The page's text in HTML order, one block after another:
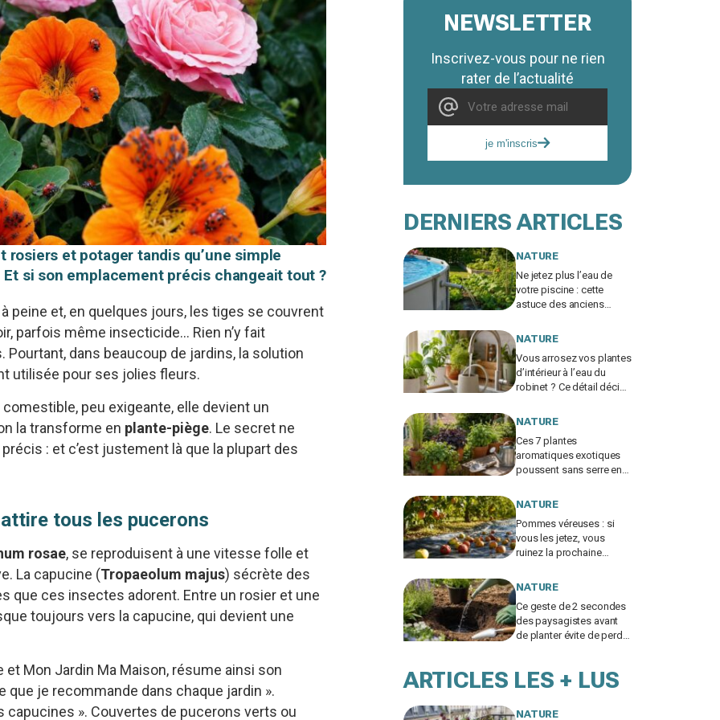
et potager tandis qu’une simple
si son emplacement précis changeait tout ?
peine et, en quelques jours, les tiges se couvrent
parfois même insecticide… Rien n’y fait
dans beaucoup de jardins, la solution
utilisée pour ses jolies fleurs.
comestible, peu exigeante, elle devient un
la transforme en plante-piège. Le secret ne
: et c’est justement là que la plupart des
tous les pucerons
rosae, se reproduisent à une vitesse folle et
La capucine (Tropaeolum majus) sécrète des
ces insectes adorent. Entre un rosier et une
toujours vers la capucine, qui devient une
et Mon Jardin Ma Maison, résume ainsi son
que je recommande dans chaque jardin ».
capucines ». Couvertes de pucerons verts ou
NEWSLETTER
Inscrivez-vous pour ne rien
rater de l’actualité
je m'inscris
DERNIERS ARTICLES
NATURE
Ne jetez plus l’eau de
votre piscine : cette
astuce des anciens
vous évite une amende
NATURE
Vous arrosez vos plantes
d’intérieur à l’eau du
robinet ? Ce détail décide
NATURE
Ces 7 plantes
aromatiques exotiques
poussent sans serre en
changer dans votre
NATURE
Pommes véreuses : si
vous les jetez, vous
ruinez la prochaine
méconnu des
NATURE
Ce geste de 2 secondes
des paysagistes avant
de planter évite de perdre
ARTICLES LES + LUS
NATURE